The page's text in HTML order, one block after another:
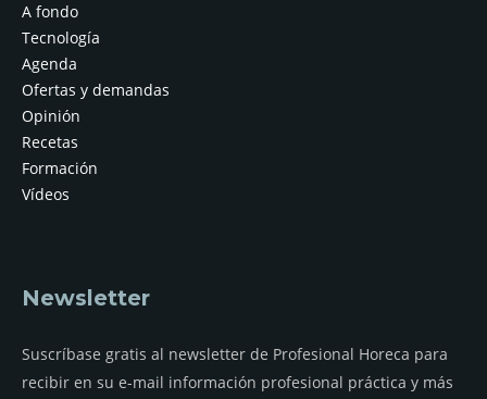
A fondo
Tecnología
Agenda
Ofertas y demandas
Opinión
Recetas
Formación
Vídeos
Newsletter
Suscríbase gratis al newsletter de Profesional Horeca para
recibir en su e-mail información profesional práctica y más